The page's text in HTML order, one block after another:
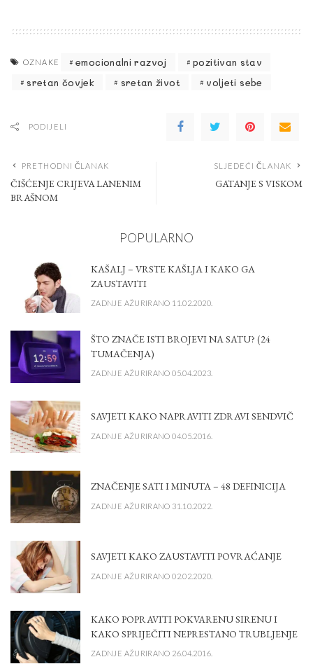
OZNAKE emocionalni razvoj
pozitivan stav
sretan čovjek
sretan život voljeti sebe
PODIJELI
PRETHODNI ČLANAK
ČIŠĆENJE CRIJEVA LANENIM
BRAŠNOM
SLJEDEĆI ČLANAK
GATANJE S VISKOM
POPULARNO
KAŠALJ – VRSTE KAŠLJA I KAKO GA
ZAUSTAVITI
ZADNJE AŽURIRANO 11.02.2020.
ŠTO ZNAČE ISTI BROJEVI NA SATU? (24
TUMAČENJA)
ZADNJE AŽURIRANO 05.04.2023.
SAVJETI KAKO NAPRAVITI ZDRAVI SENDVIČ
ZADNJE AŽURIRANO 04.05.2016.
ZNAČENJE SATI I MINUTA – 48 DEFINICIJA
ZADNJE AŽURIRANO 31.10.2022.
SAVJETI KAKO ZAUSTAVITI POVRAĆANJE
ZADNJE AŽURIRANO 02.02.2020.
KAKO POPRAVITI POKVARENU SIRENU I
KAKO SPRIJEČITI NEPRESTANO TRUBLJENJE
ZADNJE AŽURIRANO 26.04.2016.